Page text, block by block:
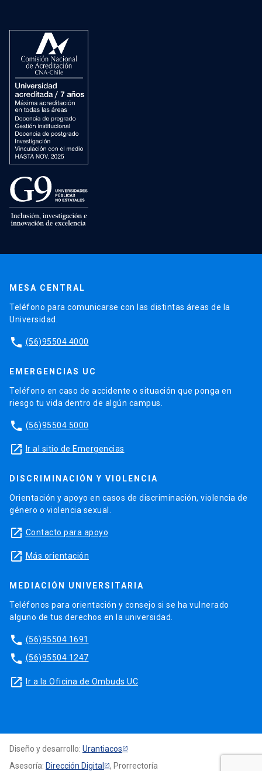
MESA CENTRAL
Teléfono para comunicarse con las distintas áreas de la
Universidad.
phone (56)95504 4000
EMERGENCIAS UC
Teléfono en caso de accidente o situación que ponga en
riesgo tu vida dentro de algún campus.
phone (56)95504 5000
launch Ir al sitio de Emergencias
DISCRIMINACIÓN Y VIOLENCIA
Orientación y apoyo en casos de discriminación, violencia de
género o violencia sexual.
launch Contacto para apoyo
launch Más orientación
MEDIACIÓN UNIVERSITARIA
Teléfonos para orientación y consejo si se ha vulnerado
alguno de tus derechos en la universidad.
phone (56)95504 1691
phone (56)95504 1247
launch Ir a la Oficina de Ombuds UC
Diseño y desarrollo: Urantiacos
Asesoría: Dirección Digital , Prorrectoría